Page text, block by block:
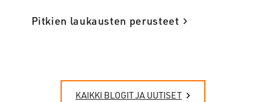
Pitkien laukausten perusteet
KAIKKI BLOGIT JA UUTISET